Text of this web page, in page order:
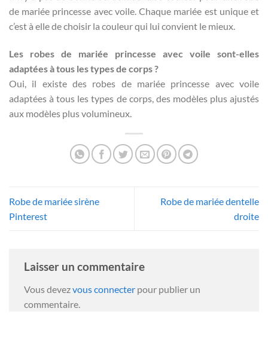
de mariée princesse avec voile. Chaque mariée est unique et
c’est à elle de choisir la couleur qui lui convient le mieux.
Les robes de mariée princesse avec voile sont-elles
adaptées à tous les types de corps ?
Oui, il existe des robes de mariée princesse avec voile
adaptées à tous les types de corps, des modèles plus ajustés
aux modèles plus volumineux.
Robe de mariée sirène
Pinterest
Robe de mariée dentelle
droite
Laisser un commentaire
Vous devezvous connecter pour publier un
commentaire.